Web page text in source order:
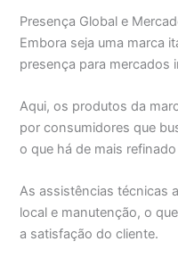
Presença Global e
Embora seja uma marca
presença para mercados
Aqui, os produtos da
por consumidores que
o que há de mais
As assistências técnicas
local e manutenção, o
a satisfação do cliente.